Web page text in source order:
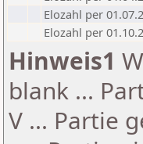
Elozahl per
Elozahl per
Hinweis1
blank ...
V ... Partie